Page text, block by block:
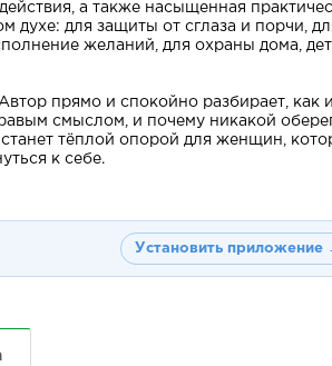
а также насыщенная
духе: для защиты от сглаза и порчи,
желаний, для охраны дома,
прямо и спокойно разбирает, как и
смыслом, и почему никакой
станет тёплой опорой для женщин,
к себе.
Установить приложение